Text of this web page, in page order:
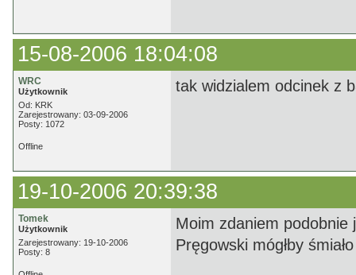
15-08-2006 18:04:08
WRC
Użytkownik
Od: KRK
Zarejestrowany: 03-09-2006
Posty: 1072
tak widzialem odcinek z
Offline
19-10-2006 20:39:38
Tomek
Użytkownik
Zarejestrowany: 19-10-2006
Posty: 8
Moim zdaniem podobnie
Pręgowski mógłby